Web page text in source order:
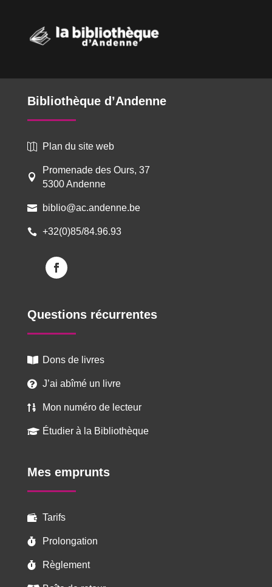
Bibliothèque d’Andenne
 Plan du site web

Promenade des Ours, 37
5300 Andenne
 biblio@ac.andenne.be
 +32(0)85/84.96.93
Questions récurrentes
 Dons de livres
 J’ai abîmé un livre
 Mon numéro de lecteur
 Étudier à la Bibliothèque
Mes emprunts
 Tarifs
 Prolongation
 Règlement